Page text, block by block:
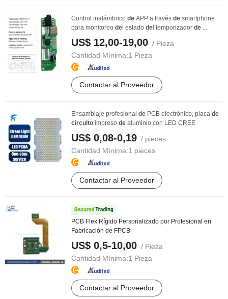
Control inalámbrico de APP a través de smartphone
para monitoreo de l estado de l temporizador de ...
US$ 12,00-19,00 / Pieza
Cantidad Mínima:1 Pieza
Contactar al Proveedor
Ensamblaje profesional de PCB electrónico, placa de
circuito impreso de aluminio con LED CREE
US$ 0,08-0,19 / pieces
Cantidad Mínima:1 pieces
Contactar al Proveedor
PCB Flex Rígido Personalizado por Profesional en
Fabricación de FPCB
US$ 0,5-10,00 / Pieza
Cantidad Mínima:1 Pieza
Contactar al Proveedor